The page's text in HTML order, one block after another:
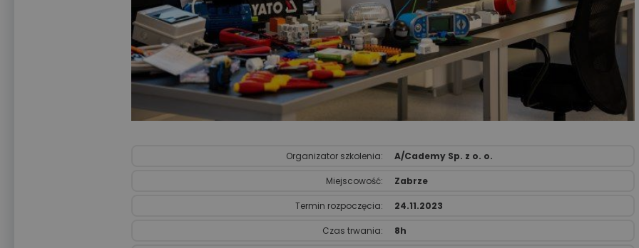
Organizator szkolenia: A/Cademy Sp. z o. o.
Miejscowość: Zabrze
Termin rozpoczęcia: 24.11.2023
Czas trwania: 8h